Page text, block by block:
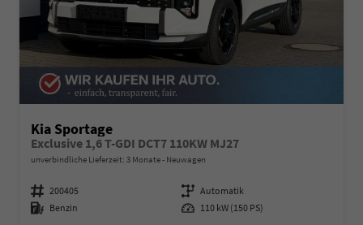
Kia Sportage
Exclusive 1,6 T-GDI DCT7 110KW MJ27
unverbindliche Lieferzeit: 3 Monate Neuwagen
Fahrzeugnummer 200405 Getriebe Automatik
Kraftstoff Benzin Leistung 110 kW (150 PS)